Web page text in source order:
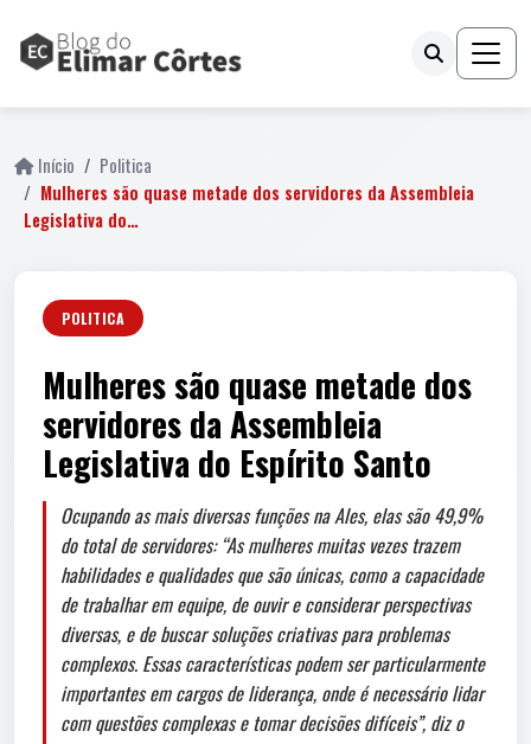
Início
Politica
Mulheres são quase metade dos servidores da Assembleia
Legislativa do…
POLITICA
Mulheres são quase metade dos
servidores da Assembleia
Legislativa do Espírito Santo
Ocupando as mais diversas funções na Ales, elas são 49,9%
do total de servidores: “As mulheres muitas vezes trazem
habilidades e qualidades que são únicas, como a capacidade
de trabalhar em equipe, de ouvir e considerar perspectivas
diversas, e de buscar soluções criativas para problemas
complexos. Essas características podem ser particularmente
importantes em cargos de liderança, onde é necessário lidar
com questões complexas e tomar decisões difíceis”, diz o